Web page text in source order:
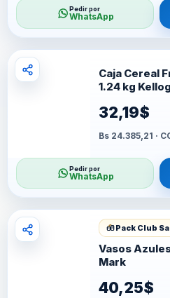
Pedir por
WhatsApp
Caja Cereal
1.24 kg
32,19$
Bs 24.385,21 ·
Pedir por
WhatsApp
Pack Club
Vasos
Mark
40,25$